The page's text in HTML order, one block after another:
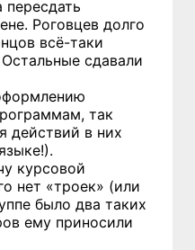
пересдать
Роговцев долго
всё-таки
сдавали
так
действий в них
курсовой
нет «троек» (или
было два таких
ему приносили